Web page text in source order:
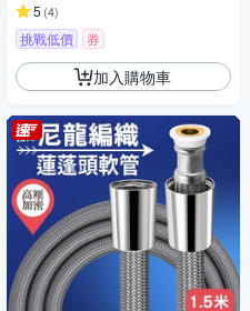
5 (4)
挑戰低價 券
加入購物車